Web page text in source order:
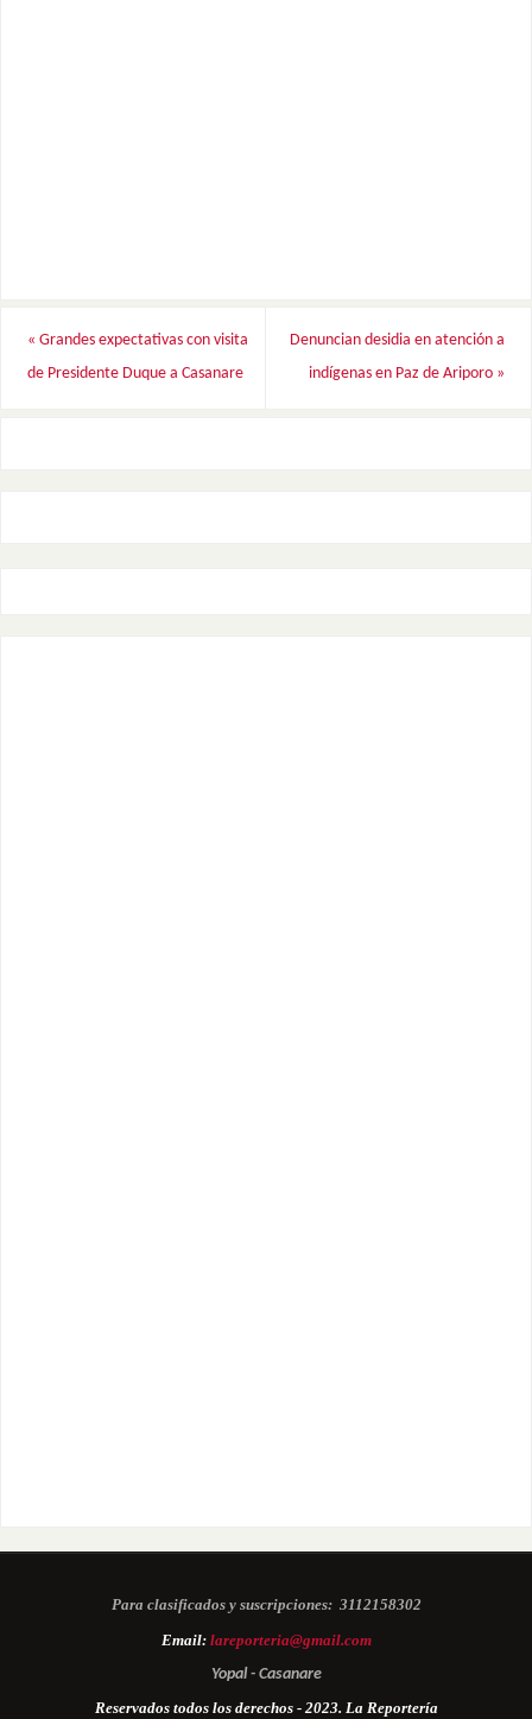
« Grandes expectativas con visita
de Presidente Duque a Casanare
Denuncian desidia en atención a
indígenas en Paz de Ariporo »
Para clasificados y suscripciones: 3112158302
Email: lareporteria@gmail.com
Yopal - Casanare
Reservados todos los derechos - 2023. La Reportería